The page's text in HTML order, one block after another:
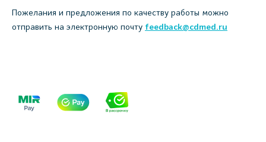
Пожелания и предложения по качеству работы можно
отправить на электронную почту feedback@cdmed.ru